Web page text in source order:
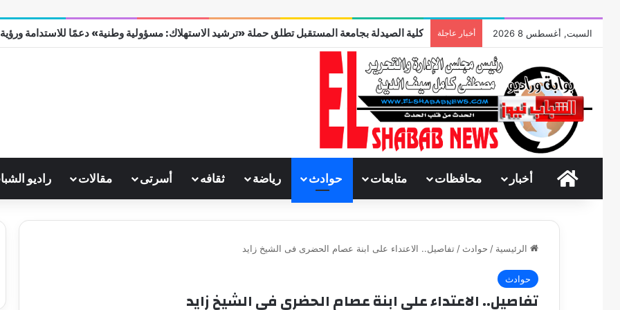
السبت, أغسطس 8 2026 أخبار عاجلة كلية الصيدلة بجامعة المستقبل تطلق حملة «ترشيد الاستهلاك: مسؤولية وطنية» دعمًا للاستدامة ورؤية
الرئيسية
أخبار محافظات متابعات حوادث رياضة ثقافه أسرتى مقالات راديو
الرئيسية / حوادث / تفاصيل.. الاعتداء على ابنة عصام الحضرى فى الشيخ زايد
حوادث
تفاصيل.. الاعتداء على ابنة عصام الحضرى فى الشيخ زايد